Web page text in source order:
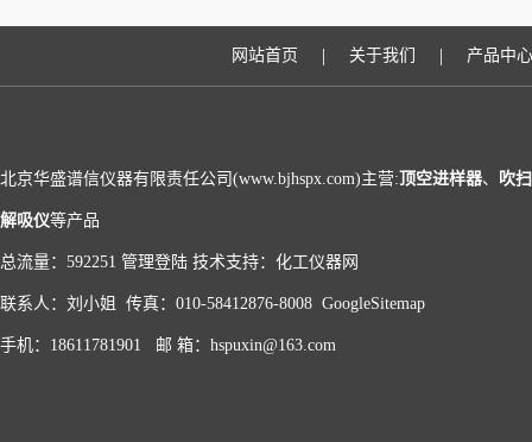
网站首页 | 关于我们 | 产品中心
北京华盛谱信仪器有限责任公司(www.bjhspx.com)主营:顶空进样器、 吹
解吸仪等产品
总流量：592251 管理登陆 技术支持： 化工仪器网
联系人：刘小姐 传真：010-58412876-8008 GoogleSitemap
手机：18611781901 邮 箱：hspuxin@163.com